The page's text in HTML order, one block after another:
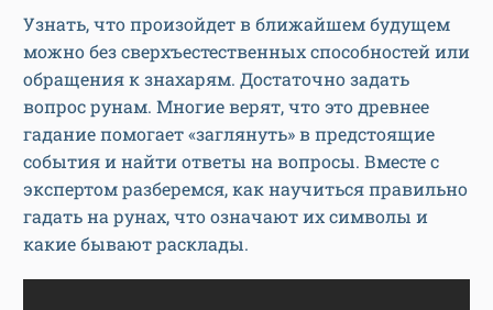
Узнать, что произойдет в ближайшем будущем
можно без сверхъестественных способностей или
обращения к знахарям. Достаточно задать
вопрос рунам. Многие верят, что это древнее
гадание помогает «заглянуть» в предстоящие
события и найти ответы на вопросы. Вместе с
экспертом разберемся, как научиться правильно
гадать на рунах, что означают их символы и
какие бывают расклады.